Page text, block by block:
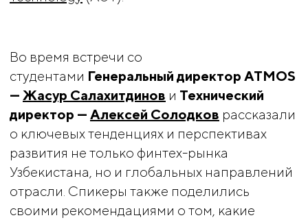
Во время встречи со
студентами Генеральный директор ATMOS
— Жасур Салахитдинов и Технический
директор — Алексей Солодков рассказали
о ключевых тенденциях и перспективах
развития не только финтех-рынка
Узбекистана, но и глобальных направлений
отрасли. Спикеры также поделились
своими рекомендациями о том, какие